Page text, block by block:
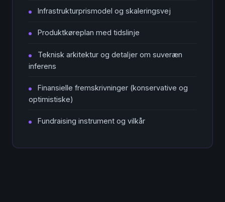
Infrastrukturprismodel og skaleringsvej
Produktkøreplan med tidslinje
Teknisk arkitektur og detaljer om suveræn
inferens
Finansielle fremskrivninger (konservative og
optimistiske)
Fundraising instrument og vilkår